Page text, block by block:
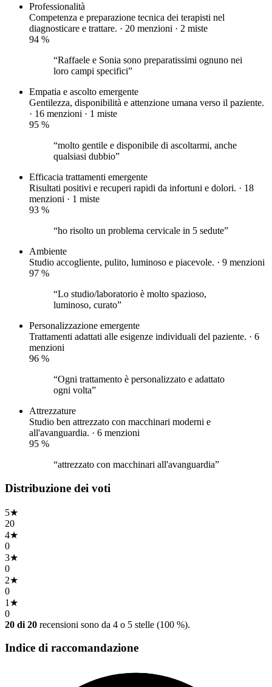
Professionalità
Competenza e preparazione tecnica dei terapisti nel
diagnosticare e trattare. · 20 menzioni · 2 miste
94 %
“Raffaele e Sonia sono preparatissimi ognuno nei
loro campi specifici”
Empatia e ascolto emergente
Gentilezza, disponibilità e attenzione umana verso il paziente.
· 16 menzioni · 1 miste
95 %
“molto gentile e disponibile di ascoltarmi, anche
qualsiasi dubbio”
Efficacia trattamenti emergente
Risultati positivi e recuperi rapidi da infortuni e dolori. · 18
menzioni · 1 miste
93 %
“ho risolto un problema cervicale in 5 sedute”
Ambiente
Studio accogliente, pulito, luminoso e piacevole. · 9 menzioni
97 %
“Lo studio/laboratorio è molto spazioso,
luminoso, curato”
Personalizzazione emergente
Trattamenti adattati alle esigenze individuali del paziente. · 6
menzioni
96 %
“Ogni trattamento è personalizzato e adattato
ogni volta”
Attrezzature
Studio ben attrezzato con macchinari moderni e
all'avanguardia. · 6 menzioni
95 %
“attrezzato con macchinari all'avanguardia”
Distribuzione dei voti
5★
20
4★
0
3★
0
2★
0
1 ★
0
20 di 20 recensioni sono da 4 o 5 stelle (100 %).
Indice di raccomandazione